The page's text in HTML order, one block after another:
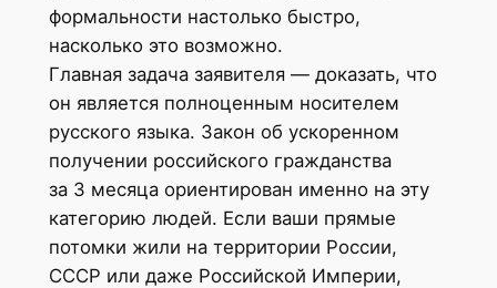
формальности настолько быстро,
насколько это возможно.
Главная задача заявителя — доказать, что
он является полноценным носителем
русского языка. Закон об ускоренном
получении российского гражданства
за 3 месяца ориентирован именно на эту
категорию людей. Если ваши прямые
потомки жили на территории России,
СССР или даже Российской Империи,